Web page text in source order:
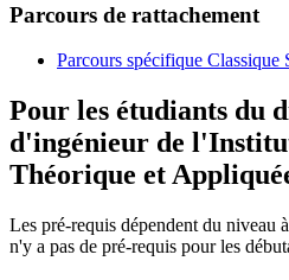
Parcours de rattachement
Parcours spécifique Classique
Pour les étudiants du
d'ingénieur de
Théorique et
Les pré-requis dépendent du niveau
n'y a pas de pré-requis pour les